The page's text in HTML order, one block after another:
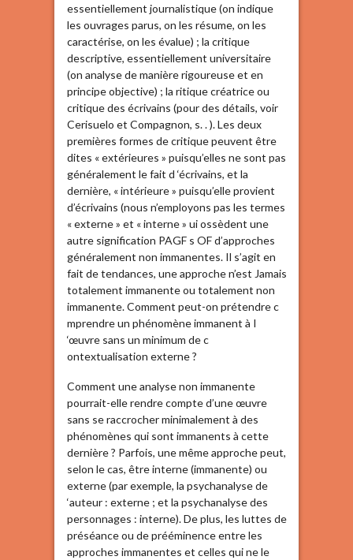
essentiellement journalistique (on indique
les ouvrages parus, on les résume, on les
caractérise, on les évalue) ; la critique
descriptive, essentiellement universitaire
(on analyse de manière rigoureuse et en
principe objective) ; la ritique créatrice ou
critique des écrivains (pour des détails, voir
Cerisuelo et Compagnon, s. . ). Les deux
premières formes de critique peuvent être
dites « extérieures » puisqu’elles ne sont pas
généralement le fait d ‘écrivains, et la
dernière, « intérieure » puisqu’elle provient
d’écrivains (nous n’employons pas les termes
« externe » et « interne » ui ossèdent une
autre signification PAGF s OF d’approches
généralement non immanentes. Il s’agit en
fait de tendances, une approche n’est Jamais
totalement immanente ou totalement non
immanente. Comment peut-on prétendre c
mprendre un phénomène immanent à I
‘œuvre sans un minimum de c
ontextualisation externe ?
Comment une analyse non immanente
pourrait-elle rendre compte d’une œuvre
sans se raccrocher minimalement à des
phénomènes qui sont immanents à cette
dernière ? Parfois, une même approche peut,
selon le cas, être interne (immanente) ou
externe (par exemple, la psychanalyse de
‘auteur : externe ; et la psychanalyse des
personnages : interne). De plus, les luttes de
préséance ou de prééminence entre les
approches immanentes et celles qui ne le